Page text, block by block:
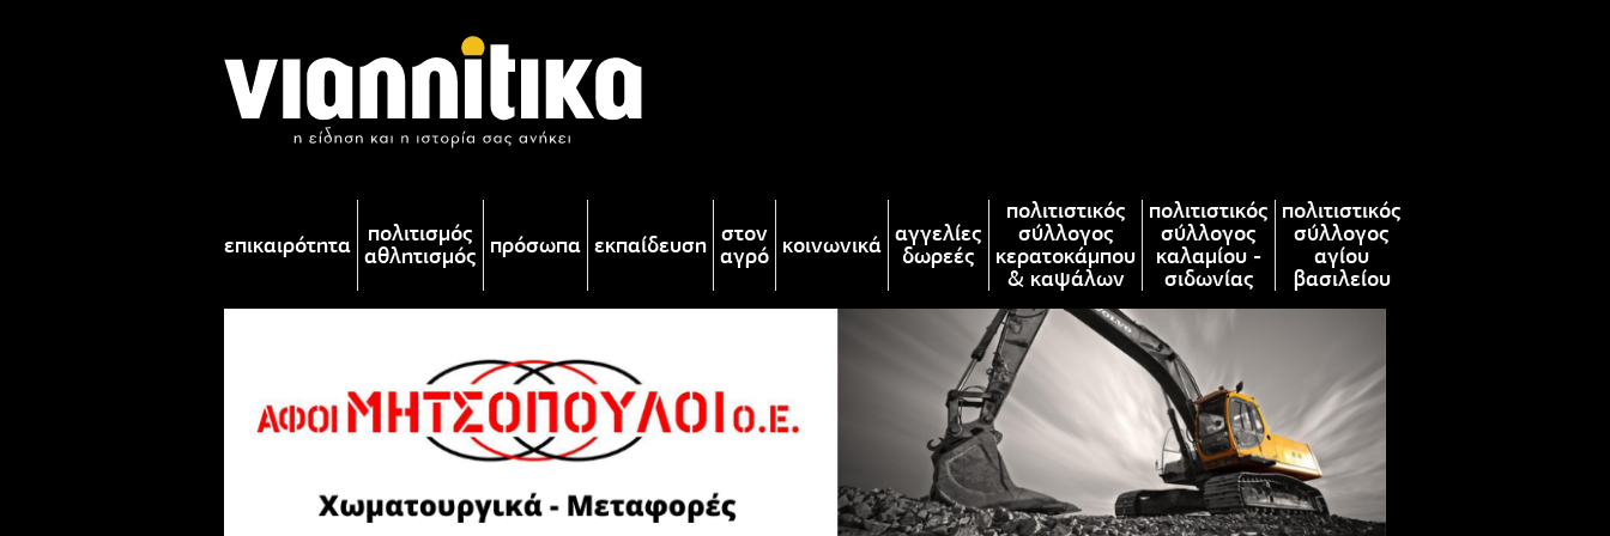
επικαιρότητα πολιτισμός
αθλητισμός πρόσωπα εκπαίδευση στον
αγρό κοινωνικά αγγελίες
δωρεές
πολιτιστικός
σύλλογος
κερατοκάμπου
& καψάλων
πολιτιστικός
σύλλογος
καλαμίου -
σιδωνίας
πολιτιστικός
σύλλογος
αγίου
βασιλείου